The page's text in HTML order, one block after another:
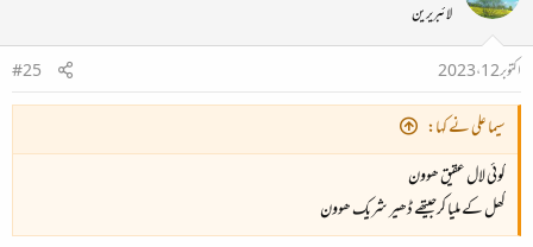
لائبریرین
اکتوبر 12، 2023
#25
سیما علی نے کہا:
کوئی لال عقیق ھوون
کھل کے ملیا کرجیتھے ڈھیر شریک ھوون